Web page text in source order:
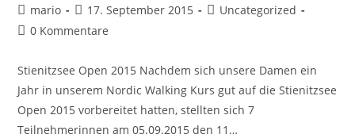
mario 17. September 2015
Uncategorized
0 Kommentare
Stienitzsee Open 2015 Nachdem sich unsere Damen ein
Jahr in unserem Nordic Walking Kurs gut auf die Stienitzsee
Open 2015 vorbereitet hatten, stellten sich 7
Teilnehmerinnen am 05.09.2015 den 11…